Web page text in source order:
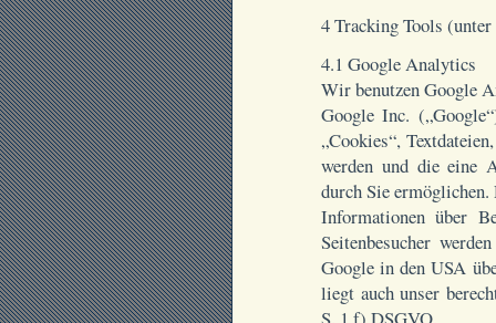
4 Tracking Tools
4.1 Google Analytics
Wir benutzen Google
Google Inc.
„Cookies“,
werden und die eine
durch Sie
Informationen über
Seitenbesucher
Google in den USA
liegt auch unser